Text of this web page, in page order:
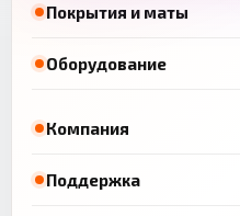
Покрытия и маты
Оборудование
Компания
Поддержка